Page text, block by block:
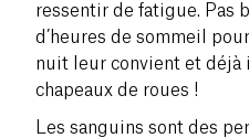
ressentir de fatigue. Pas
d’heures de sommeil
nuit leur convient et déjà
chapeaux de roues !
Les sanguins sont des